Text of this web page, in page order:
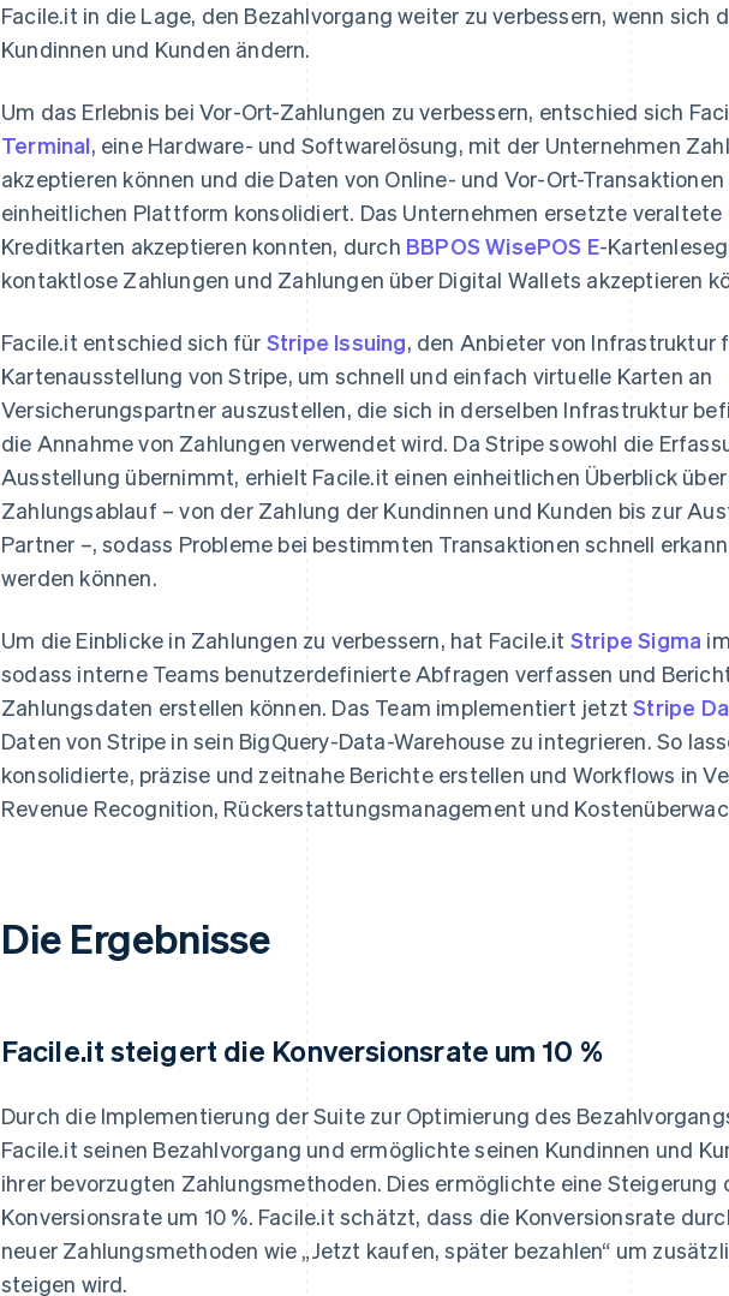
Facile.it in die Lage, den Bezahlvorgang weiter zu verbessern, wenn sich
Kundinnen und Kunden ändern.
Um das Erlebnis bei Vor-Ort-Zahlungen zu verbessern, entschied sich
Terminal, eine Hardware- und Softwarelösung, mit der Unternehmen
akzeptieren können und die Daten von Online- und Vor-Ort-
einheitlichen Plattform konsolidiert. Das Unternehmen ersetzte veraltete
Kreditkarten akzeptieren konnten, durch BBPOS WisePOS E-
kontaktlose Zahlungen und Zahlungen über Digital Wallets akzeptieren
Facile.it entschied sich für Stripe Issuing, den Anbieter von Infrastruktur
Kartenausstellung von Stripe, um schnell und einfach virtuelle Karten an
Versicherungspartner auszustellen, die sich in derselben Infrastruktur
die Annahme von Zahlungen verwendet wird. Da Stripe sowohl die
Ausstellung übernimmt, erhielt Facile.it einen einheitlichen Überblick
Zahlungsablauf – von der Zahlung der Kundinnen und Kunden bis zur
Partner –, sodass Probleme bei bestimmten Transaktionen schnell
werden können.
Um die Einblicke in Zahlungen zu verbessern, hat Facile.it Stripe Sigma
sodass interne Teams benutzerdefinierte Abfragen verfassen und
Zahlungsdaten erstellen können. Das Team implementiert jetztStripe
Daten von Stripe in sein BigQuery-Data-Warehouse zu integrieren. So
konsolidierte, präzise und zeitnahe Berichte erstellen und Workflows in
Revenue Recognition, Rückerstattungsmanagement und
Die Ergebnisse
Facile.it steigert die Konversionsrate um 10 %
Durch die Implementierung der Suite zur Optimierung des
Facile.it seinen Bezahlvorgang und ermöglichte seinen Kundinnen und
ihrer bevorzugten Zahlungsmethoden. Dies ermöglichte eine Steigerung
Konversionsrate um 10 %. Facile.it schätzt, dass die Konversionsrate
neuer Zahlungsmethoden wie „Jetzt kaufen, später bezahlen“ um
steigen wird.